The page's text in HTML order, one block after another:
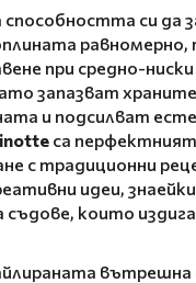
способността си да
равномерно,
при средно-ниски
запазват
и подсилват
са
с традиционни
идеи,
съдове, които
вътрешна